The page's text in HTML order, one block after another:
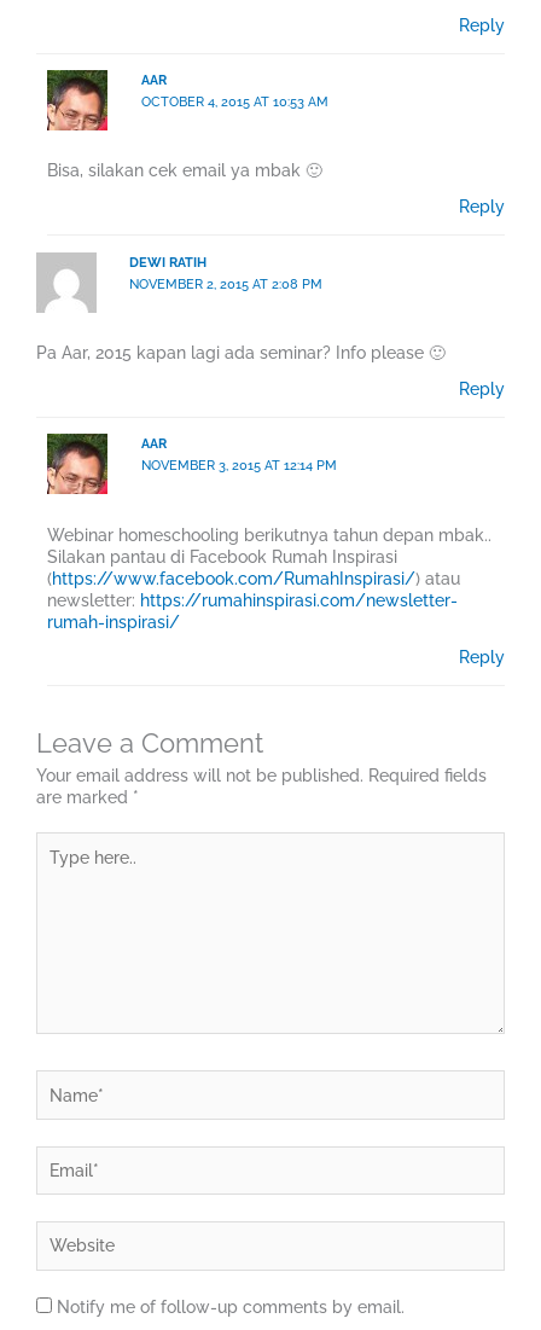
Reply
AAR
OCTOBER 4, 2015 AT 10:53 AM
Bisa, silakan cek email ya mbak 🙂
Reply
DEWI RATIH
NOVEMBER 2, 2015 AT 2:08 PM
Pa Aar, 2015 kapan lagi ada seminar? Info please 🙂
Reply
AAR
NOVEMBER 3, 2015 AT 12:14 PM
Webinar homeschooling berikutnya tahun depan mbak..
Silakan pantau di Facebook Rumah Inspirasi
(https://www.facebook.com/RumahInspirasi/) atau
newsletter: https://rumahinspirasi.com/newsletter-
rumah-inspirasi/
Reply
Leave a Comment
Your email address will not be published. Required fields
are marked *
here..
Notify me of follow-up comments by email.